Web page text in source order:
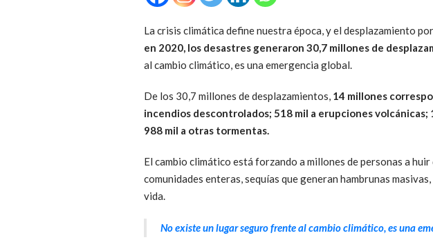
La crisis climática define nuestra época, y el desplazamiento
en 2020, los desastres generaron 30,7 millones de
al cambio climático, es una emergencia global.
De los 30,7 millones de desplazamientos, 14 millones
incendios descontrolados; 518 mil a erupciones
988 mil a otras tormentas.
El cambio climático está forzando a millones de personas a
comunidades enteras, sequías que generan hambrunas
vida.
No existe un lugar seguro frente al cambio climático, es una